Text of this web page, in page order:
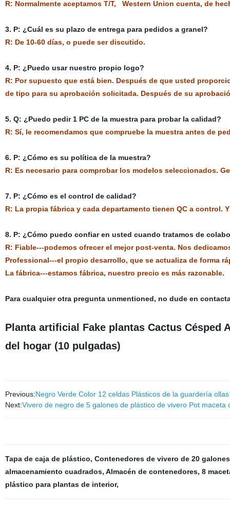
R: Normalmente aceptamos T/T, Western Union cuenta, de
3. P: ¿Cuál es su plazo de entrega para pedidos a granel?
R: De 10-60 días, o puede ser discutido.
4. P: ¿Puedo usar nuestro propio logo?
R: Por supuesto que está bien. Después de que usted
de tipo para su aprobación solicitada. Después de su
5. Q: ¿Puedo pedir 1 PC de la muestra para probar la calidad?
R: Sí, le recomendamos que compruebe la muestra antes de
6. P: ¿Cómo es su política de la muestra?
R: Es necesario para comprobar los modelos seleccionados.
7. P: ¿Cómo es el control de calidad?
R: La propia fábrica y cada departamento tienen QC a
8. P: ¿Cómo puedo confiar en usted cuando tratamos de
R: Fiable---podemos ofrecer el mejor post-venta. Nos
Professional---el propio desarrollo, que se actualiza de forma
La fábrica---estamos fábrica, nuestro precio es más razonable.
Para cualquier otra pregunta unmentioned, no dude en
Planta artificial Fake plantas Cactus
del hogar (10 pulgadas)
Previous:Negro Verde Color 12 celdas Plásticos de la guardería ollas
Next:Vivero de negro de 5 galones de plástico de vivero Pot
Tapa de caja de plástico, Contenedores de vivero de 20 galones
almacenamiento cuadrados, Almacén de contenedores, 8
plástico para plantas de interior,